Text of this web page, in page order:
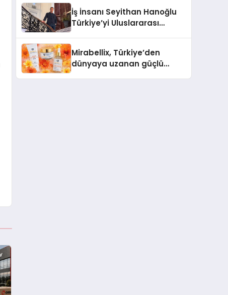
İş İnsanı Seyithan Hanoğlu
Türkiye’yi Uluslararası
Mirabellix, Türkiye’den
dünyaya uzanan güçlü